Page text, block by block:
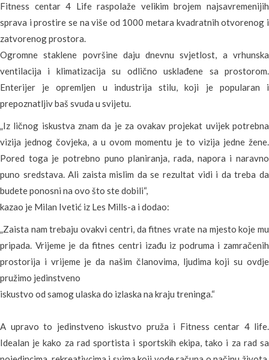
Fitness centar 4 Life raspolaže velikim brojem najsavremenijih
sprava i prostire se na više od 1000 metara kvadratnih otvorenog i
zatvorenog prostora.
Ogromne staklene površine daju dnevnu svjetlost, a vrhunska
ventilacija i klimatizacija su odlično usklađene sa prostorom.
Enterijer je opremljen u industrija stilu, koji je popularan i
prepoznatljiv baš svuda u svijetu.
„Iz ličnog iskustva znam da je za ovakav projekat uvijek potrebna
vizija jednog čovjeka, a u ovom momentu je to vizija jedne žene.
Pored toga je potrebno puno planiranja, rada, napora i naravno
puno sredstava. Ali zaista mislim da se rezultat vidi i da treba da
budete ponosni na ovo što ste dobili“,
kazao je Milan Ivetić iz Les Mills-a i dodao:
„Zaista nam trebaju ovakvi centri, da fitnes vrate na mjesto koje mu
pripada. Vrijeme je da fitnes centri izađu iz podruma i zamračenih
prostorija i vrijeme je da našim članovima, ljudima koji su ovdje
pružimo jedinstveno
iskustvo od samog ulaska do izlaska na kraju treninga.“
A upravo to jedinstveno iskustvo pruža i Fitness centar 4 life.
Idealan je kako za rad sportista i sportskih ekipa, tako i za rad sa